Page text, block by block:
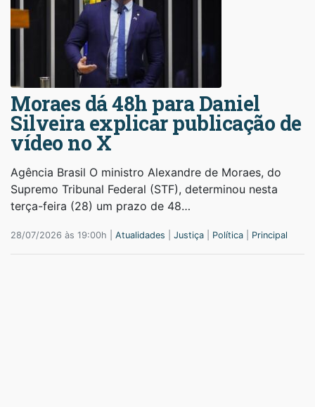
Moraes dá 48h para Daniel
Silveira explicar publicação de
vídeo no X
Agência Brasil O ministro Alexandre de Moraes, do
Supremo Tribunal Federal (STF), determinou nesta
terça-feira (28) um prazo de 48…
28/07/2026 às 19:00h | Atualidades Justiça Política Principal